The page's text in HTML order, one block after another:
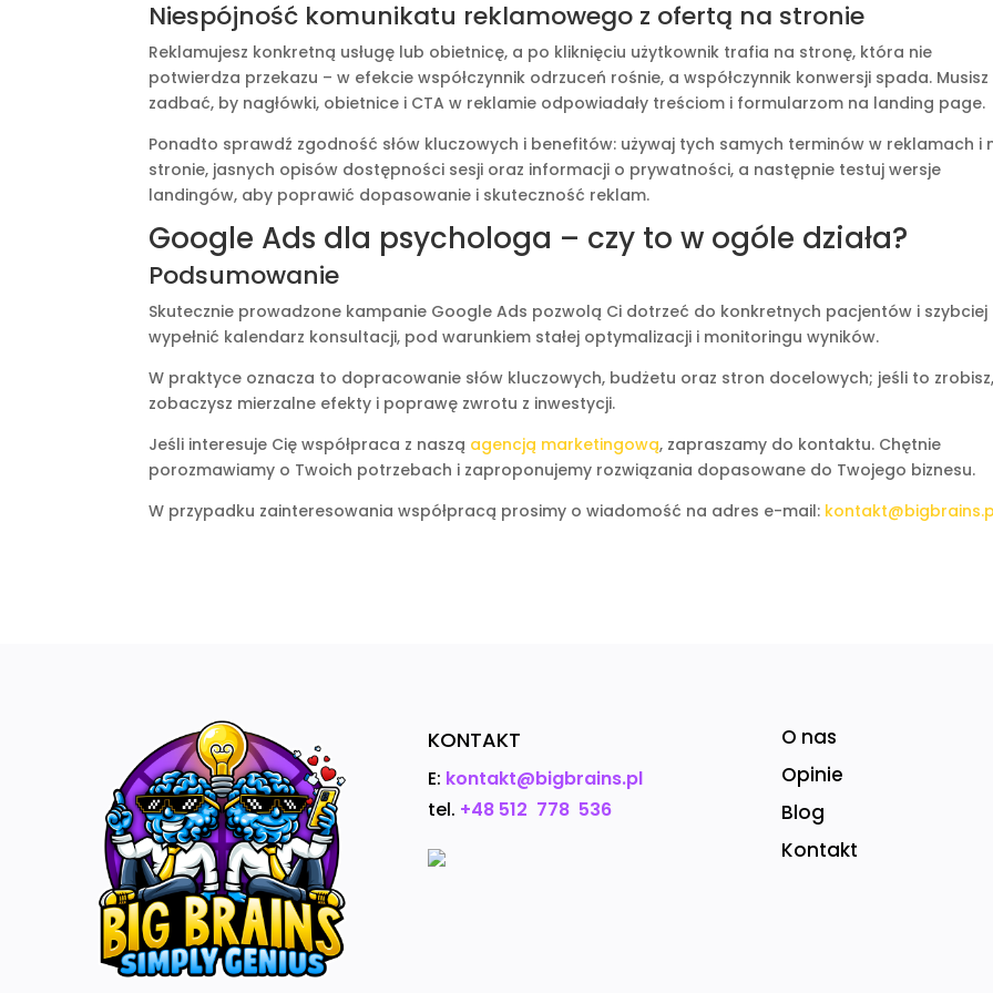
Niespójność komunikatu reklamowego z ofertą na stronie
Reklamujesz konkretną usługę lub obietnicę, a po kliknięciu użytkownik trafia na stronę, która nie
potwierdza przekazu – w efekcie współczynnik odrzuceń rośnie, a współczynnik konwersji spada. Musisz
zadbać, by nagłówki, obietnice i CTA w reklamie odpowiadały treściom i formularzom na landing page.
Ponadto sprawdź zgodność słów kluczowych i benefitów: używaj tych samych terminów w reklamach i
stronie, jasnych opisów dostępności sesji oraz informacji o prywatności, a następnie testuj wersje
landingów, aby poprawić dopasowanie i skuteczność reklam.
Google Ads dla psychologa – czy to w ogóle działa?
Podsumowanie
Skutecznie prowadzone kampanie Google Ads pozwolą Ci dotrzeć do konkretnych pacjentów i szybciej
wypełnić kalendarz konsultacji, pod warunkiem stałej optymalizacji i monitoringu wyników.
W praktyce oznacza to dopracowanie słów kluczowych, budżetu oraz stron docelowych; jeśli to
zobaczysz mierzalne efekty i poprawę zwrotu z inwestycji.
Jeśli interesuje Cię współpraca z naszą agencją marketingową, zapraszamy do kontaktu. Chętnie
porozmawiamy o Twoich potrzebach i zaproponujemy rozwiązania dopasowane do Twojego biznesu.
W przypadku zainteresowania współpracą prosimy o wiadomość na adres e-mail:
KONTAKT
E: kontakt@bigbrains.pl
tel. +48 512 778 536
O nas
Opinie
Blog
Kontakt